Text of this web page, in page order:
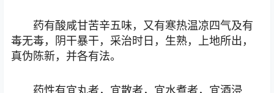
药有酸咸甘苦辛五味，又有寒热温凉四气及有
毒无毒，阴干暴干，采治时日，生熟，上地所出，
真伪陈新，并各有法。
药性有宜丸者，宜散者，宜水煮者，宜酒浸